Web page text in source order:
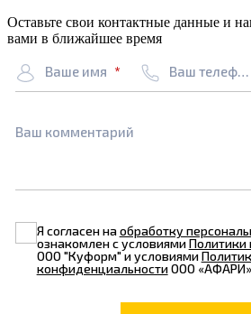
Оставьте свои контактные данные и
вами в ближайшее время
Ваше имя Ваш телефон
Ваш комментарий
Я согласен наобработку
ознакомлен с условиямиПолитики
ООО "Куформ" и условиями
конфиденциальностиООО «АФАРИ»